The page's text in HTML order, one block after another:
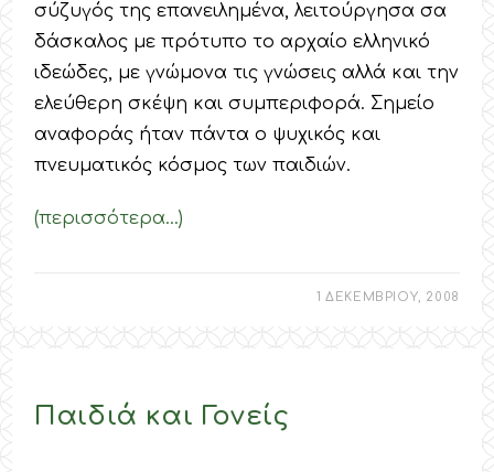
σύζυγός της επανειλημένα, λειτούργησα σα
δάσκαλος με πρότυπο το αρχαίο ελληνικό
ιδεώδες, με γνώμονα τις γνώσεις αλλά και την
ελεύθερη σκέψη και συμπεριφορά. Σημείο
αναφοράς ήταν πάντα ο ψυχικός και
πνευματικός κόσμος των παιδιών.
(περισσότερα…)
1 ΔΕΚΕΜΒΡΙΟΥ, 2008
Παιδιά και Γονείς